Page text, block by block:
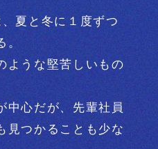
夏と冬に１度ずつ
ような堅苦しいもの
中心だが、先輩社員
見つかることも少な